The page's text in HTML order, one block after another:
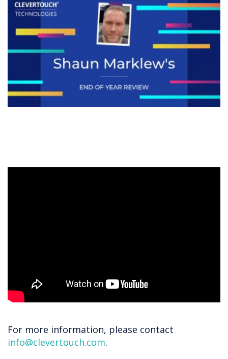
For more information, please contact
info@clevertouch.com.